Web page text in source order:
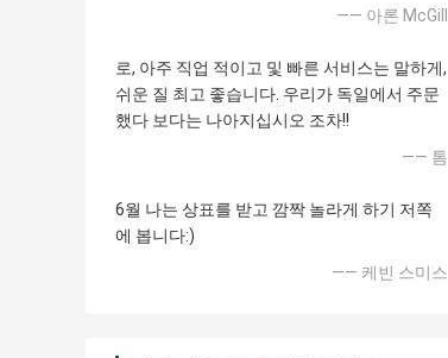
—— 아론 McGill
로, 아주 직업 적이고 및 빠른 서비스는 말하게,
쉬운 질 최고 좋습니다. 우리가 독일에서 주문
했다 보다는 나아지십시오 조차!!
—— 톰
6월 나는 상표를 받고 깜짝 놀라게 하기 저쪽
에 봅니다:)
—— 케빈 스미스